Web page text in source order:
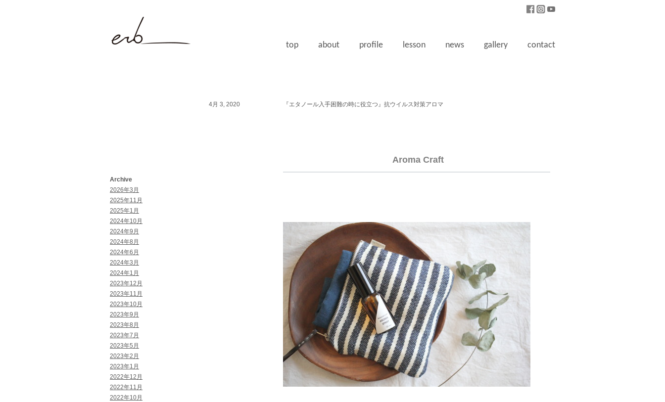
top about profile lesson news gallery contact
Archive
2026年3月
2025年11月
2025年1月
2024年10月
2024年9月
2024年8月
2024年6月
2024年3月
2024年1月
2023年12月
2023年11月
2023年10月
2023年9月
2023年8月
2023年7月
2023年5月
2023年2月
2023年1月
2022年12月
2022年11月
2022年10月
4月 3, 2020 『エタノール入手困難の時に役立つ』抗ウイルス対策アロマ
Aroma Craft